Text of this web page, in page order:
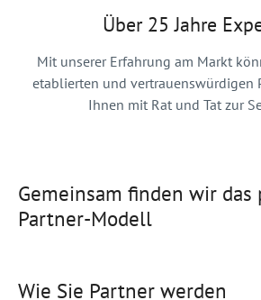
Über 25 Jahre
Mit unserer Erfahrung am Markt
etablierten und vertrauenswürdigen
Ihnen mit Rat und Tat zur
Gemeinsam finden wir das
Partner-Modell
Wie Sie Partner werden